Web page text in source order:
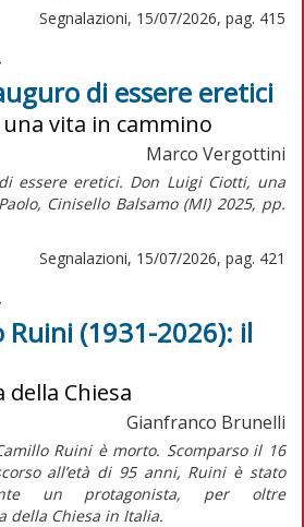
Segnalazioni, 15/07/2026, pag. 415
di essere eretici
vita in cammino
Marco Vergottini
essere eretici. Don Luigi Ciotti, una
Cinisello Balsamo (MI) 2025, pp.
Segnalazioni, 15/07/2026, pag. 421
Ruini (1931-2026): il
Chiesa
Gianfranco Brunelli
Ruini è morto. Scomparso il 16
all’età di 95 anni, Ruini è stato
un protagonista, per oltre
della Chiesa in Italia.